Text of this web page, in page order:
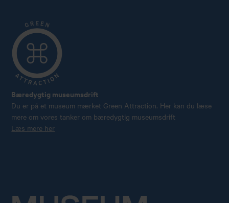
Bæredygtig museumsdrift
Du er på et museum mærket Green Attraction. Her kan du læse
mere om vores tanker om bæredygtig museumsdrift
Læs mere her